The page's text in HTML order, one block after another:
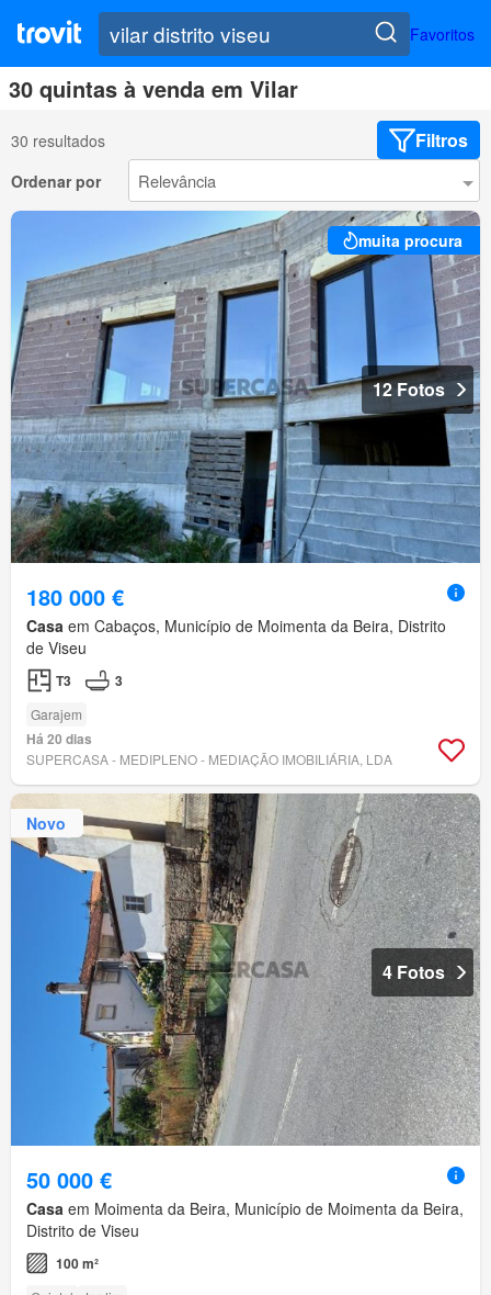
Favoritos
30 quintas à venda em Vilar
30 resultados Filtros
Ordenar por
muita procura
12 Fotos
180 000 €
Casa em Cabaços, Município de Moimenta da Beira, Distrito
de Viseu
T3 3
Garajem
Há 20 dias
SUPERCASA - MEDIPLENO - MEDIAÇÃO IMOBILIÁRIA, LDA
Novo
4 Fotos
50 000 €
Casa em Moimenta da Beira, Município de Moimenta da Beira,
Distrito de Viseu
100 m²